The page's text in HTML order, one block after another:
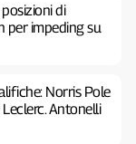
di
per impeding su
Norris Pole
Antonelli